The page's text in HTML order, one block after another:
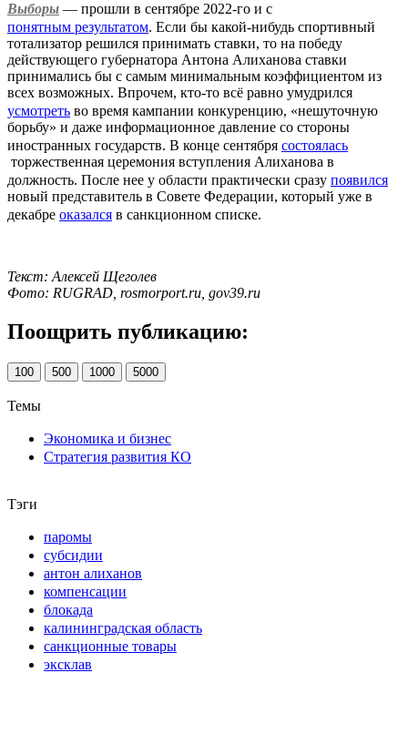
Выборы — прошли в сентябре 2022-го и с
понятным результатом. Если бы какой-нибудь спортивный
тотализатор решился принимать ставки, то на победу
действующего губернатора Антона Алиханова ставки
принимались бы с самым минимальным коэффициентом из
всех возможных. Впрочем, кто-то всё равно умудрился
усмотреть во время кампании конкуренцию, «нешуточную
борьбу» и даже информационное давление со стороны
иностранных государств. В конце сентября состоялась
торжественная церемония вступления Алиханова в
должность. После нее у области практически сразу появился
новый представитель в Совете Федерации, который уже в
декабре оказался в санкционном списке.
Текст: Алексей Щеголев
Фото: RUGRAD, rosmorport.ru, gov39.ru
Поощрить публикацию:
100 500 1000 5000
Темы
Экономика и бизнес
Стратегия развития КО
Тэги
паромы
субсидии
антон алиханов
компенсации
блокада
калининградская область
санкционные товары
эксклав